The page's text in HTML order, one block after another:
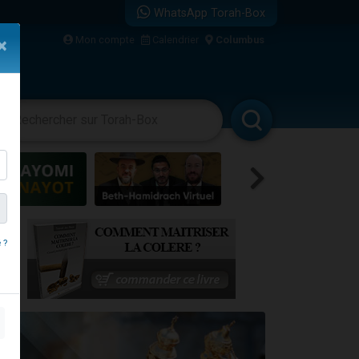
WhatsApp Torah-Box
Mon compte Calendrier Columbus
?